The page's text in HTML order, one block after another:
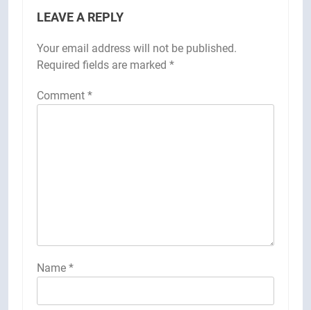
LEAVE A REPLY
Your email address will not be published.
Required fields are marked *
Comment *
Name *